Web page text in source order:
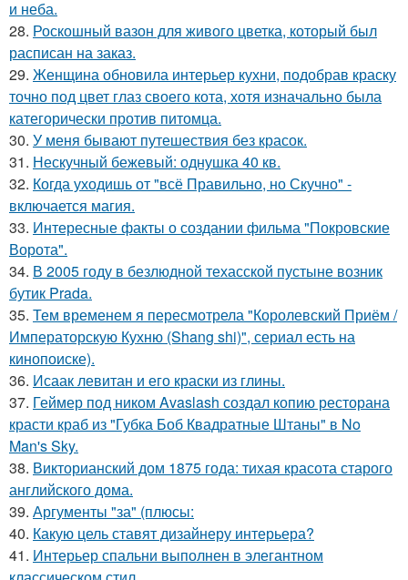
и неба.
28. Роскошный вазон для живого цветка, который был
расписан на заказ.
29. Женщина обновила интерьер кухни, подобрав краску
точно под цвет глаз своего кота, хотя изначально была
категорически против питомца.
30. У меня бывают путешествия без красок.
31. Нескучный бежевый: однушка 40 кв.
32. Когда уходишь от "всё Правильно, но Скучно" -
включается магия.
33. Интересные факты о создании фильма "Покровские
Ворота".
34. В 2005 году в безлюдной техасской пустыне возник
бутик Prada.
35. Тем временем я пересмотрела "Королевский Приём /
Императорскую Кухню (Shang shi)", сериал есть на
кинопоиске).
36. Исаак левитан и его краски из глины.
37. Геймер под ником Avaslash создал копию ресторана
красти краб из "Губка Боб Квадратные Штаны" в No
Man's Sky.
38. Викторианский дом 1875 года: тихая красота старого
английского дома.
39. Аргументы "за" (плюсы:
40. Какую цель ставят дизайнеру интерьера?
41. Интерьер спальни выполнен в элегантном